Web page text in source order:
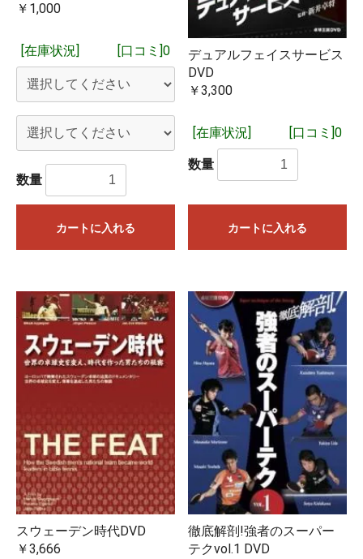
￥1,000
[在庫状況] [口コミ]0
数量
カートに入れる
デュアルフェイスサービス
DVD
￥3,300
[在庫状況] [口コミ]0
数量
カートに入れる
スウェーデン時代DVD
￥3,666
徹底解剖!強者のスーパー
テクvol.1 DVD